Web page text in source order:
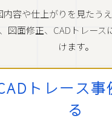
内容や仕上がりを見たう
図面修正、CADトレー
けます。
トレース事
る